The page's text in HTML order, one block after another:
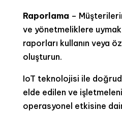
Raporlama –
ve yönetmeliklere
raporları kullanın veya
oluşturun.
IoT teknolojisi ile
elde edilen ve
operasyonel etkisine